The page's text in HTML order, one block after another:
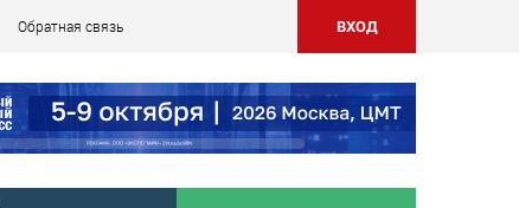
Обратная связь ВХОД